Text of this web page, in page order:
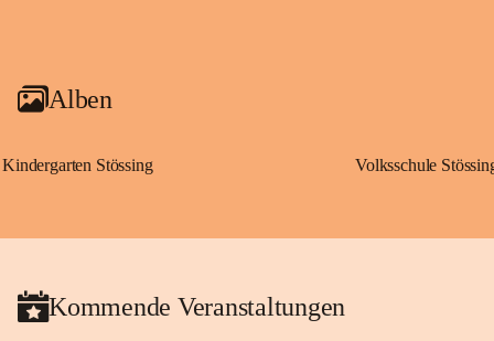
Alben
Kindergarten Stössing Volksschule
Kommende Veranstaltungen